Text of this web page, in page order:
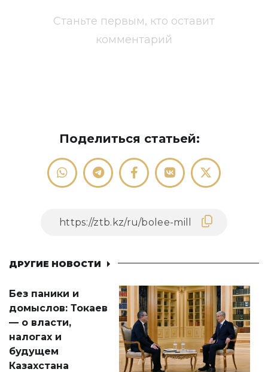
Станьте первым, кто оставит
комментарий
Поделиться статьей:
ДРУГИЕ НОВОСТИ
Без паники и
домыслов: Токаев
— о власти,
налогах и
будущем
Казахстана